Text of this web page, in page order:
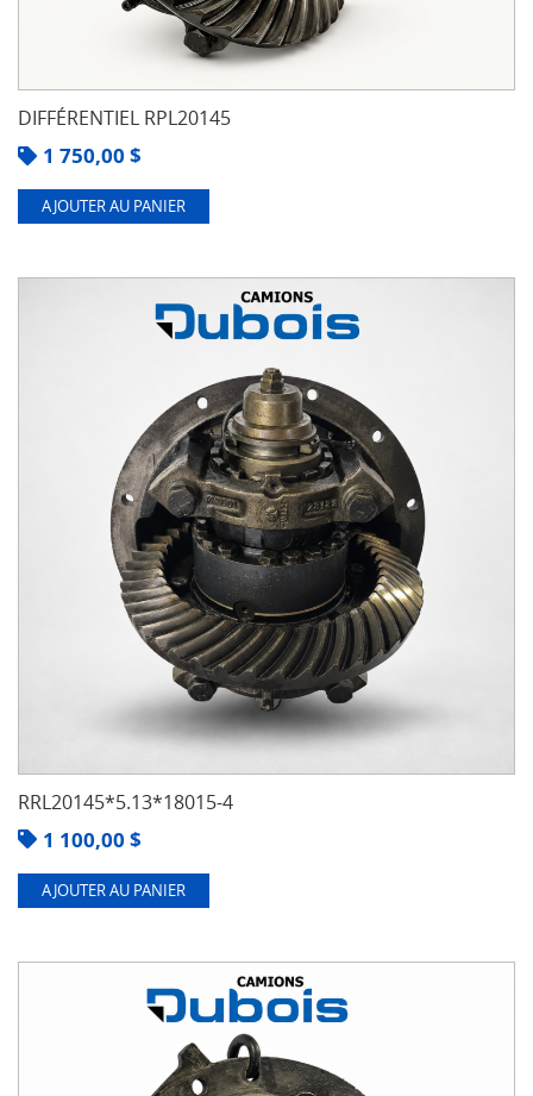
DIFFÉRENTIEL RPL20145
1 750,00 $
AJOUTER AU PANIER
RRL20145*5.13*18015-4
1 100,00 $
AJOUTER AU PANIER